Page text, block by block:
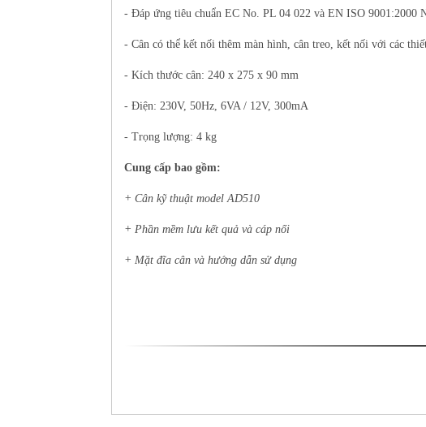
- Đáp ứng tiêu chuẩn EC No. PL 04 022 và EN ISO 9001:2000
- Cân có thể kết nối thêm màn hình, cân treo, kết nối với các
- Kích thước cân: 240 x 275 x 90 mm
- Điện: 230V, 50Hz, 6VA / 12V, 300mA
- Trọng lượng: 4 kg
Cung cấp bao gồm:
+ Cân kỹ thuật model AD510
+ Phần mềm lưu kết quả và cáp nối
+ Mặt đĩa cân và hướng dẫn sử dụng